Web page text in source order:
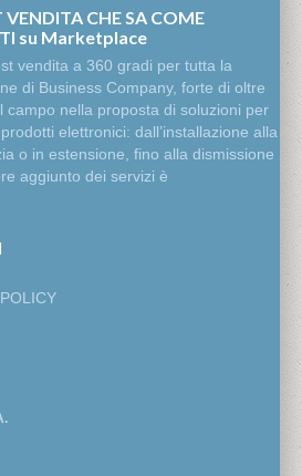
CHE SA COME
su Marketplace
vendita a 360 gradi per tutta la
di Business Company, forte di oltre
campo nella proposta di soluzioni per
elettronici: dall’installazione alla
o in estensione, fino alla dismissione
aggiunto dei servizi è